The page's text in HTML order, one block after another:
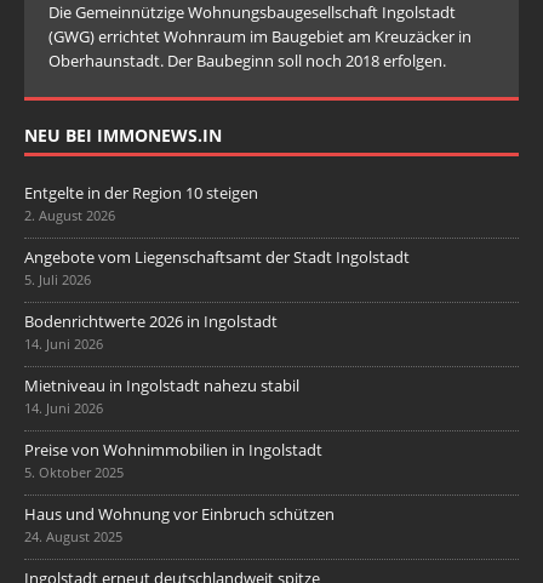
Die Gemeinnützige Wohnungsbaugesellschaft Ingolstadt
(GWG) errichtet Wohnraum im Baugebiet am Kreuzäcker in
Oberhaunstadt. Der Baubeginn soll noch 2018 erfolgen.
NEU BEI IMMONEWS.IN
Entgelte in der Region 10 steigen
2. August 2026
Angebote vom Liegenschaftsamt der Stadt Ingolstadt
5. Juli 2026
Bodenrichtwerte 2026 in Ingolstadt
14. Juni 2026
Mietniveau in Ingolstadt nahezu stabil
14. Juni 2026
Preise von Wohnimmobilien in Ingolstadt
5. Oktober 2025
Haus und Wohnung vor Einbruch schützen
24. August 2025
Ingolstadt erneut deutschlandweit spitze